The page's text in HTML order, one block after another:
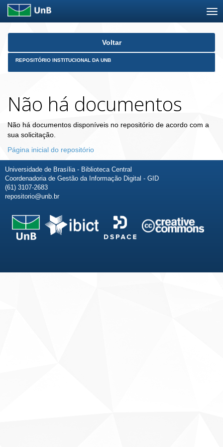
Skip
Voltar
REPOSITÓRIO INSTITUCIONAL DA UNB
Não há documentos
Não há documentos disponíveis no repositório de acordo com a
sua solicitação.
Página inicial do repositório
Universidade de Brasília - Biblioteca Central
Coordenadoria de Gestão da Informação Digital - GID
(61) 3107-2683
repositorio@unb.br